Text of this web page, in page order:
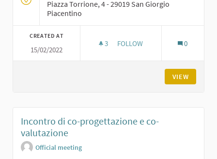
Piazza Torrione, 4 - 29019 San Giorgio
Piacentino
CREATED AT
15/02/2022
3 3 FOLLOWERS
FOLLOW 0
VIEW
Incontro di co-progettazione e co-
valutazione
Official meeting